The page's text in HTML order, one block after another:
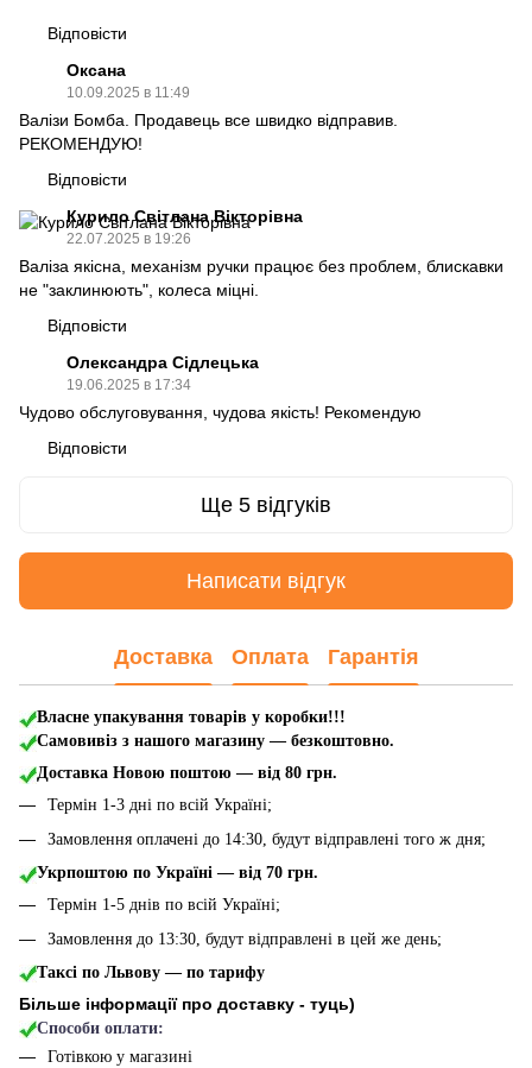
Відповісти
Оксана
10.09.2025 в 11:49
Валізи Бомба. Продавець все швидко відправив.
РЕКОМЕНДУЮ!
Відповісти
Курило Світлана Вікторівна
22.07.2025 в 19:26
Валіза якісна, механізм ручки працює без проблем, блискавки
не "заклинюють", колеса міцні.
Відповісти
Олександра Сідлецька
19.06.2025 в 17:34
Чудово обслуговування, чудова якість! Рекомендую
Відповісти
Ще 5 відгуків
Написати відгук
Доставка Оплата Гарантія
Власне упакування товарів у коробки!!!
Самовивіз з нашого магазину — безкоштовно.
Доставка Новою поштою — від 80 грн.
Термін 1-3 дні по всій Україні;
Замовлення оплачені до 14:30, будут відправлені того ж дня;
Укрпоштою по Україні — від 70 грн.
Термін 1-5 днів по всій Україні;
Замовлення до 13:30, будут відправлені в цей же день;
Таксі по Львову — по тарифу
Більше інформації про доставку - туць)
Способи оплати:
Готівкою у магазині